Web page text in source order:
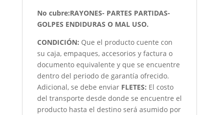
No cubre:RAYONES- PARTES PARTIDAS-
GOLPES ENDIDURAS O MAL USO.
CONDICIÓN: Que el producto cuente con
su caja, empaques, accesorios y factura o
documento equivalente y que se encuentre
dentro del periodo de garantía ofrecido.
Adicional, se debe enviar FLETES: El costo
del transporte desde donde se encuentre el
producto hasta el destino será asumido por